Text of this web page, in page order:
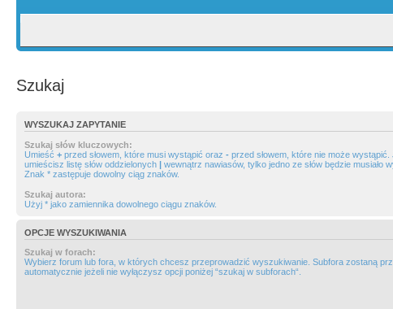
Szukaj
WYSZUKAJ ZAPYTANIE
Szukaj słów kluczowych:
Umieść + przed słowem, które musi wystąpić oraz - przed słowem, które nie może wystąpić.
umieścisz listę słów oddzielonych | wewnątrz nawiasów, tylko jedno ze słów będzie musiało
Znak * zastępuje dowolny ciąg znaków.
Szukaj autora:
Użyj * jako zamiennika dowolnego ciągu znaków.
OPCJE WYSZUKIWANIA
Szukaj w forach:
Wybierz forum lub fora, w których chcesz przeprowadzić wyszukiwanie. Subfora zostaną
automatycznie jeżeli nie wyłączysz opcji poniżej “szukaj w subforach“.